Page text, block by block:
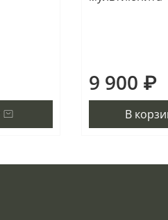
9 900 ₽
В